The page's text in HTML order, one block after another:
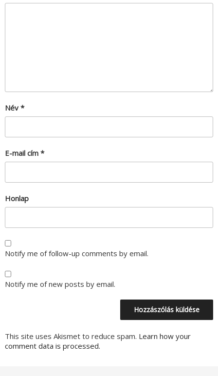
Név *
E-mail cím *
Honlap
Notify me of follow-up comments by email.
Notify me of new posts by email.
This site uses Akismet to reduce spam. Learn how your
comment data is processed.